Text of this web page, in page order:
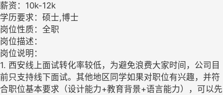
薪资：10k-12k
学历要求：硕士,博士
岗位性质：全职
岗位描述：
岗位说明：
1. 西安线上面试转化率较低，为避免浪费大家时间，公司目
前只支持线下面试。其他地区同学如果对职位有兴趣，并符
合职位基本要求（设计能力+教育背景+语言能力），可以先